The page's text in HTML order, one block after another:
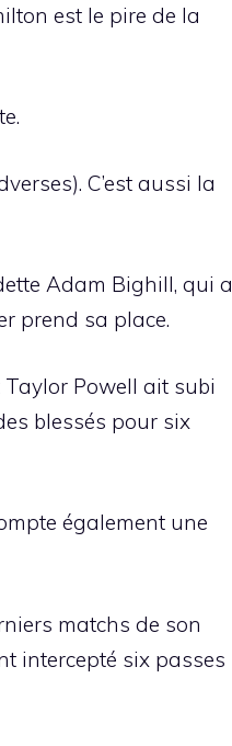
est le pire de la
C’est aussi la
Adam Bighill, qui a
prend sa place.
Powell ait subi
blessés pour six
également une
matchs de son
intercepté six passes